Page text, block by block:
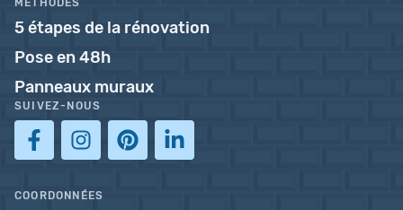
MÉTHODES
5 étapes de la rénovation
Pose en 48h
Panneaux muraux
SUIVEZ-NOUS
COORDONNÉES